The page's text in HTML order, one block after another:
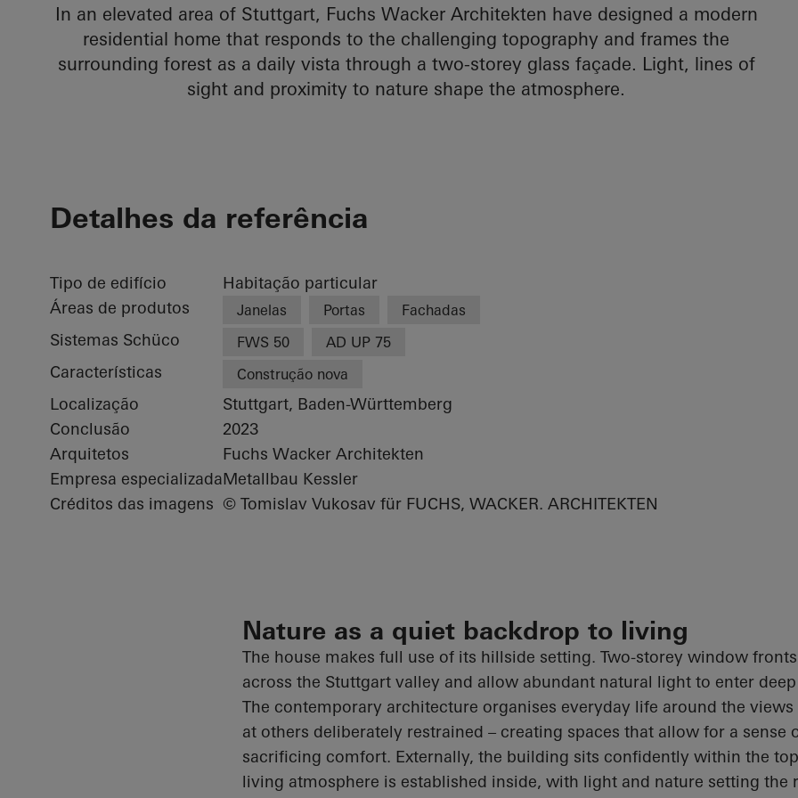
In an elevated area of Stuttgart, Fuchs Wacker Architekten have designed a modern
residential home that responds to the challenging topography and frames the
surrounding forest as a daily vista through a two-storey glass façade. Light, lines of
sight and proximity to nature shape the atmosphere.
Detalhes da referência
Tipo de edifício
Habitação particular
Áreas de produtos
Janelas Portas Fachadas
Sistemas Schüco FWS 50 AD UP 75
Características Construção nova
Localização
Stuttgart, Baden-Württemberg
Conclusão
2023
Arquitetos
Fuchs Wacker Architekten
Empresa especializadaMetallbau Kessler
Créditos das imagens © Tomislav Vukosav für FUCHS, WACKER. ARCHITEKTEN
Nature as a quiet backdrop to living
The house makes full use of its hillside setting. Two-storey window
across the Stuttgart valley and allow abundant natural light to enter
The contemporary architecture organises everyday life around the
at others deliberately restrained – creating spaces that allow for a sense
sacrificing comfort. Externally, the building sits confidently within the
living atmosphere is established inside, with light and nature setting the